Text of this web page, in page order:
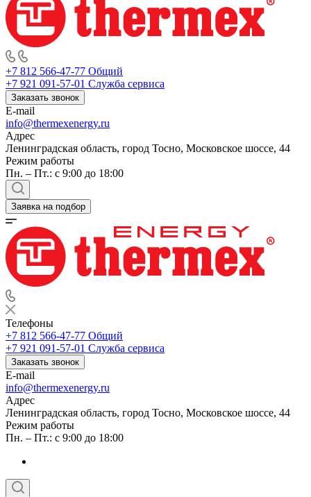
+7 812 566-47-77 Общий
+7 921 091-57-01 Служба сервиса
Заказать звонок
E-mail
info@thermexenergy.ru
Адрес
Ленинградская область, город Тосно, Московское шоссе, 44
Режим работы
Пн. – Пт.: с 9:00 до 18:00
Заявка на подбор
Телефоны
+7 812 566-47-77 Общий
+7 921 091-57-01 Служба сервиса
Заказать звонок
E-mail
info@thermexenergy.ru
Адрес
Ленинградская область, город Тосно, Московское шоссе, 44
Режим работы
Пн. – Пт.: с 9:00 до 18:00